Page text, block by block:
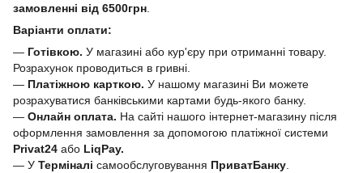
замовленні від 6500грн
Варіанти оплати:
— Готівкою. У магазині або кур'єру при отриманні товару.
Розрахунок проводиться в гривні.
— Платіжною карткою. У нашому магазині Ви можете
розрахуватися банківськими картами будь-якого банку.
— Онлайн оплата. На сайті нашого інтернет-магазину після
оформлення замовлення за допомогою платіжної системи
Privat24 або LiqPay.
— У Терміналі самообслуговування ПриватБанку